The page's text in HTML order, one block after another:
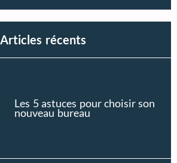
Articles récents
Les 5 astuces pour choisir son
nouveau bureau